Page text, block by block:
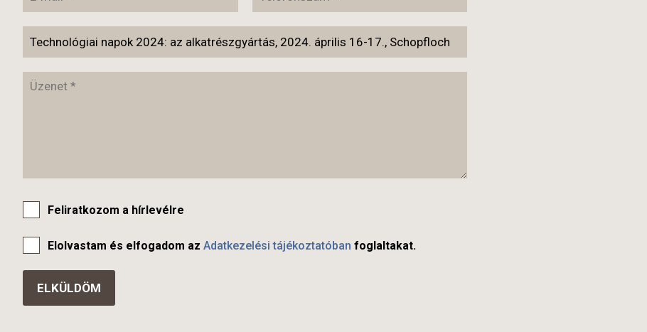
Feliratkozom a hírlevélre
Elolvastam és elfogadom az Adatkezelési tájékoztatóban foglaltakat.